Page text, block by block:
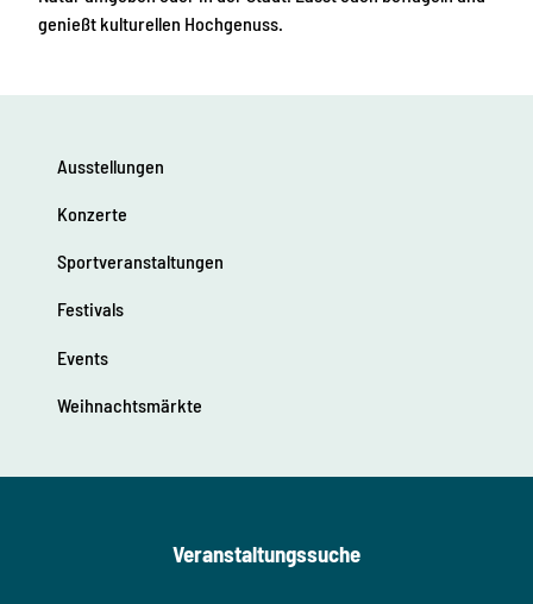
genießt kulturellen Hochgenuss.
Ausstellungen
Konzerte
Sportveranstaltungen
Festivals
Events
Weihnachtsmärkte
Veranstaltungssuche